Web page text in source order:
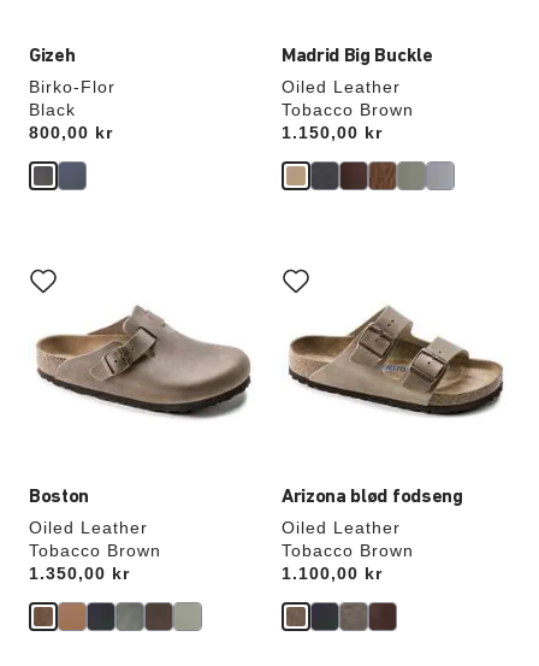
Gizeh
Birko-Flor
Black
Price:
800,00 kr
Madrid Big Buckle
Oiled Leather
Tobacco Brown
Price:
1.150,00 kr
Boston
Oiled Leather
Tobacco Brown
Price:
1.350,00 kr
med
prøvefarver
opdatere
produktbilledet
Arizona blød fodseng
Oiled Leather
Tobacco Brown
Price:
1.100,00 kr
med
prøvefarver
opdatere
produktbilledet